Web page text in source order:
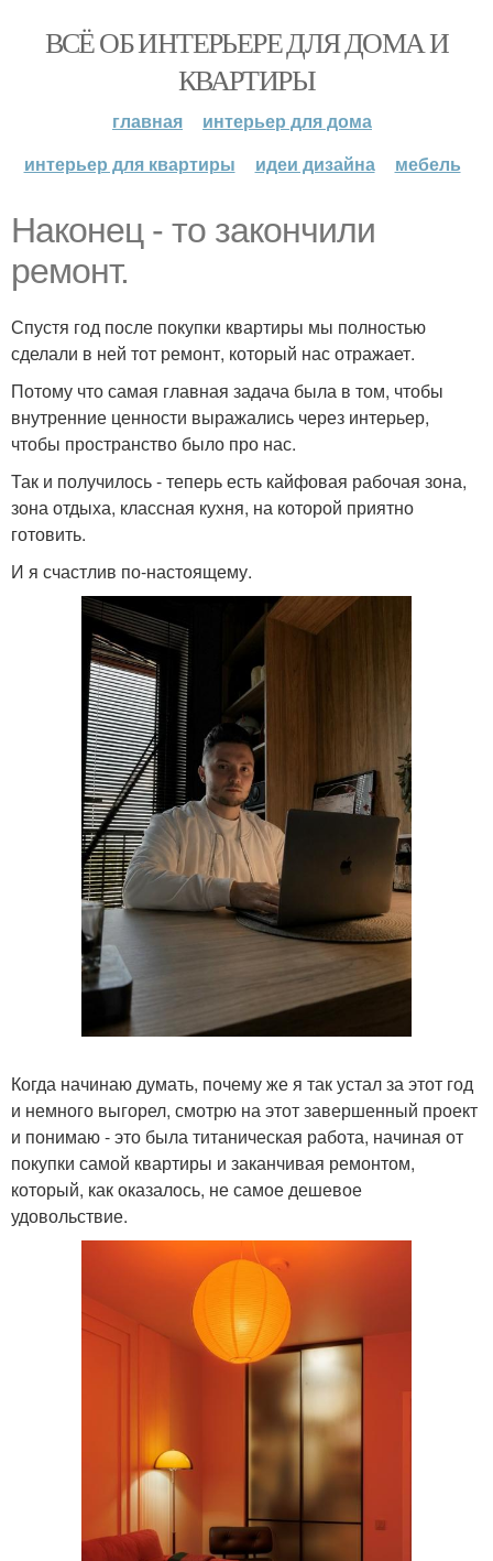
ВСЁ ОБ ИНТЕРЬЕРЕ ДЛЯ ДОМА И
КВАРТИРЫ
главная
интерьер для дома
интерьер для квартиры
идеи дизайна мебель
Наконец - то закончили
ремонт.
Спустя год после покупки квартиры мы полностью
сделали в ней тот ремонт, который нас отражает.
Потому что самая главная задача была в том, чтобы
внутренние ценности выражались через интерьер,
чтобы пространство было про нас.
Так и получилось - теперь есть кайфовая рабочая зона,
зона отдыха, классная кухня, на которой приятно
готовить.
И я счастлив по-настоящему.
Когда начинаю думать, почему же я так устал за этот год
и немного выгорел, смотрю на этот завершенный проект
и понимаю - это была титаническая работа, начиная от
покупки самой квартиры и заканчивая ремонтом,
который, как оказалось, не самое дешевое
удовольствие.